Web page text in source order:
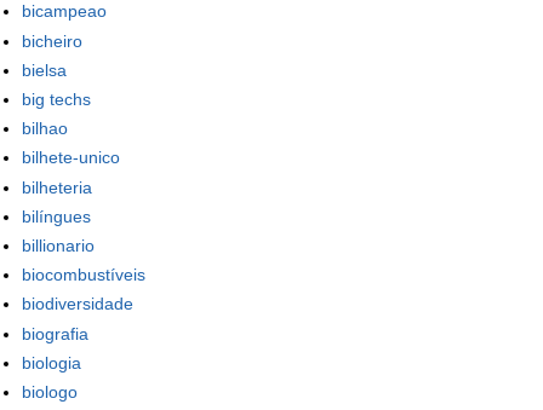
bicampeao
bicheiro
bielsa
big techs
bilhao
bilhete-unico
bilheteria
bilíngues
billionario
biocombustíveis
biodiversidade
biografia
biologia
biologo